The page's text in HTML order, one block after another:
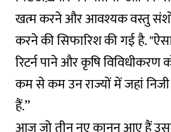
खत्म करने और आवश्यक वस्तु
करने की सिफारिश की गई है.
रिटर्न पाने और कृषि
कम से कम उन राज्यों में जहां
हैं.’’